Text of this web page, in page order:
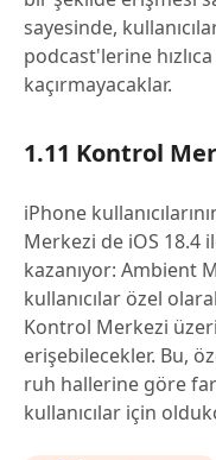
sayesinde,
podcast'lerine
kaçırmayacaklar.
1.11 Kontrol
iPhone
Merkezi de iOS 18.4
kazanıyor: Ambient
kullanıcılar özel
Kontrol Merkezi
erişebilecekler. Bu,
ruh hallerine göre
kullanıcılar için